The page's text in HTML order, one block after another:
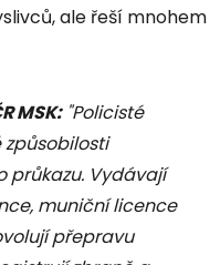
ale řeší mnohem
MSK:"Policisté
způsobilosti
průkazu. Vydávají
muniční licence
přepravu